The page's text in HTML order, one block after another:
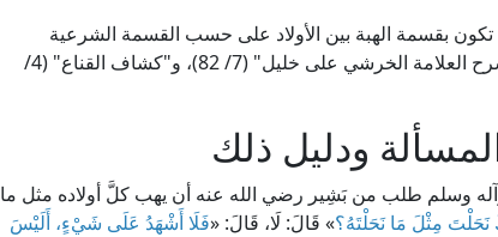
تكون بقسمة الهبة بين الأولاد على حسب القسمة الشرعية
للميراث، فيُجعل للذَّكَر مثل حظ الأنثيين. انظر: "شرح العلامة الخرشي على خليل" (7/ 82)، و"كشاف القناع" (4/
ودليل ذلك
وآله وسلم طلب من بَشِير رضي الله عنه أن يهب كلَّ أولاده مثل ما
مِثْلَ مَا نَحَلْتَهُ؟» قَالَ: لَا، قَالَ: «فَلَا أَشْهَدُ عَلَى شَيْءٍ، أَلَيْسَ